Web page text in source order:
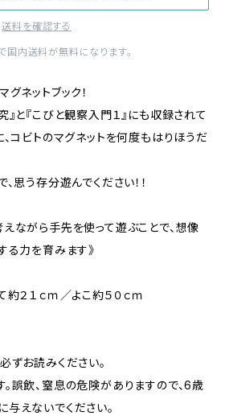
送料を確認する
内送料が無料になります。
ネットブック！
』と『こびと観察入門１』にも収録されて
コビトのマグネットを何度もはりほうだ
思う存分遊んでください！！
ながら手先を使って遊ぶことで、想像
る力を育みます》
約２１ｃｍ／よこ約５０ｃｍ
ずお読みください。
誤飲、窒息の危険がありますので、6歳
えないでください。